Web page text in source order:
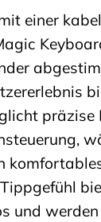
einer
und